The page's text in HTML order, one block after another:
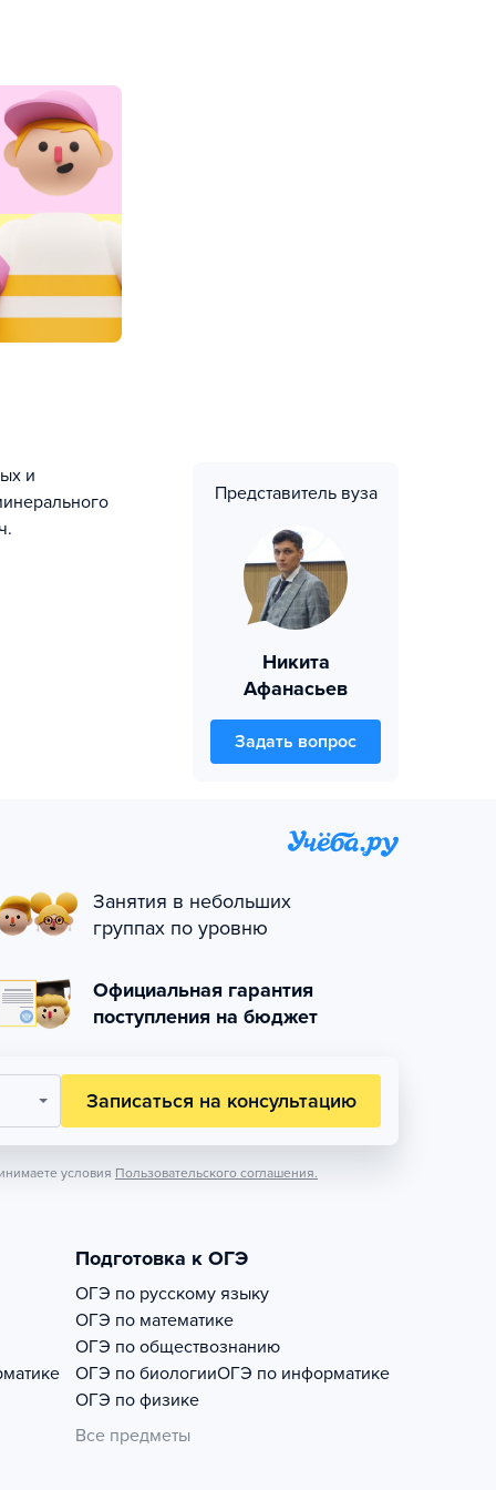
и
Представитель вуза
Никита
Афанасьев
Задать вопрос
Занятия в небольших
группах по уровню
Официальная гарантия
поступления на бюджет
Записаться на консультацию
условия Пользовательского соглашения.
Подготовка к ОГЭ
ОГЭ по русскому языку
ОГЭ по математике
ОГЭ по обществознанию
ОГЭ по биологииОГЭ по информатике
ОГЭ по физике
Все предметы